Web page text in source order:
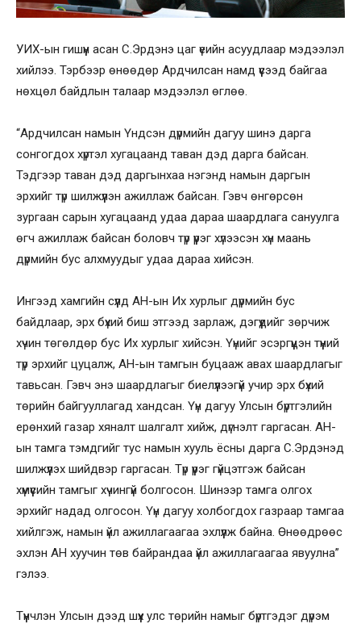
УИХ-ын гишүүн асан С.Эрдэнэ цаг үеийн асуудлаар мэдээлэл
хийлээ. ​Тэрбээр өнөөдөр Ардчилсан намд үүсээд байгаа
нөхцөл байдлын талаар мэдээлэл өглөө.
“Ардчилсан намын Үндсэн дүрмийн дагуу шинэ дарга
сонгогдох хүртэл хугацаанд таван дэд дарга байсан.
Тэдгээр таван дэд даргынхаа нэгэнд намын даргын
эрхийг түр шилжүүлэн ажиллаж байсан. Гэвч өнгөрсөн
зургаан сарын хугацаанд удаа дараа шаардлага сануулга
өгч ажиллаж байсан боловч түр үүрэг хүлээсэн хүн маань
дүрмийн бус алхмуудыг удаа дараа хийсэн.
Ингээд хамгийн сүүлд АН-ын Их хурлыг дүрмийн бус
байдлаар, эрх бүхий биш этгээд зарлаж, дэгүүдийг зөрчиж
хүчин төгөлдөр бус Их хурлыг хийсэн. Үүнийг эсэргүүцэн түүний
түр эрхийг цуцалж, АН-ын тамгын буцааж авах шаардлагыг
тавьсан. Гэвч энэ шаардлагыг биелүүлээгүй учир эрх бүхий
төрийн байгууллагад хандсан. Үүн дагуу Улсын бүртгэлийн
ерөнхий газар хяналт шалгалт хийж, дүгнэлт гаргасан. АН-
ын тамга тэмдгийг тус намын хууль ёсны дарга С.Эрдэнэд
шилжүүлэх шийдвэр гаргасан. Түр үүрэг гүйцэтгэж байсан
хүмүүсийн тамгыг хүчингүй болгосон. Шинээр тамга олгох
эрхийг надад олгосон. Үүн дагуу холбогдох газраар тамгаа
хийлгэж, намын үйл ажиллагаагаа эхлүүлж байна. Өнөөдрөөс
эхлэн АН хуучин төв байрандаа үйл ажиллагаагаа явуулна”
гэлээ.
Түүнчлэн Улсын дээд шүүх улс төрийн намыг бүртгэдэг дүрэм